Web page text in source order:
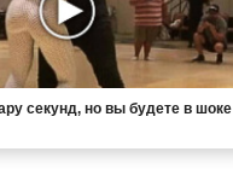
секунд, но вы будете в шоке